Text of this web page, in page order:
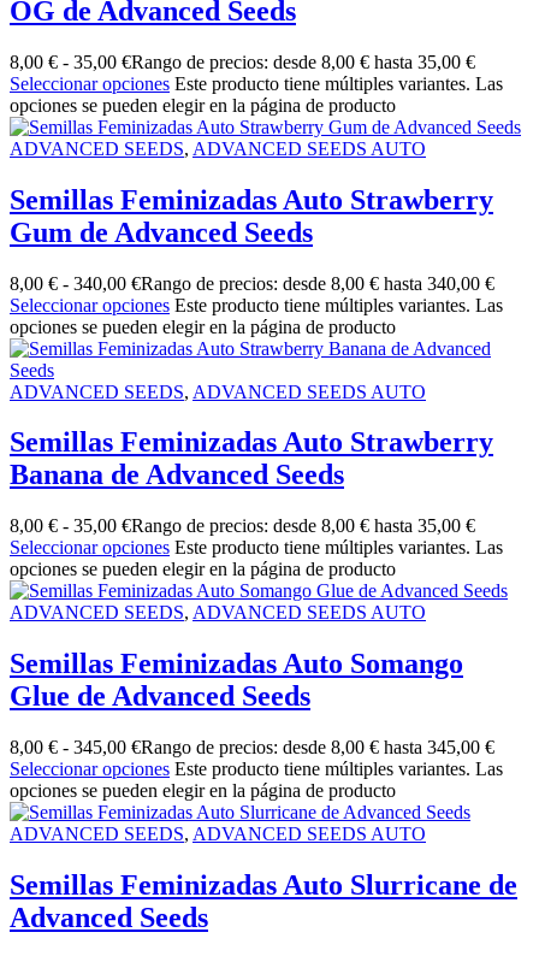
OG de Advanced Seeds
8,00 € - 35,00 €Rango de precios: desde 8,00 € hasta 35,00 €
Seleccionar opciones Este producto tiene múltiples variantes. Las
opciones se pueden elegir en la página de producto
ADVANCED SEEDS, ADVANCED SEEDS AUTO
Semillas Feminizadas Auto Strawberry
Gum de Advanced Seeds
8,00 € - 340,00 €Rango de precios: desde 8,00 € hasta 340,00 €
Seleccionar opciones Este producto tiene múltiples variantes. Las
opciones se pueden elegir en la página de producto
ADVANCED SEEDS, ADVANCED SEEDS AUTO
Semillas Feminizadas Auto Strawberry
Banana de Advanced Seeds
8,00 € - 35,00 €Rango de precios: desde 8,00 € hasta 35,00 €
Seleccionar opciones Este producto tiene múltiples variantes. Las
opciones se pueden elegir en la página de producto
ADVANCED SEEDS, ADVANCED SEEDS AUTO
Semillas Feminizadas Auto Somango
Glue de Advanced Seeds
8,00 € - 345,00 €Rango de precios: desde 8,00 € hasta 345,00 €
Seleccionar opciones Este producto tiene múltiples variantes. Las
opciones se pueden elegir en la página de producto
ADVANCED SEEDS, ADVANCED SEEDS AUTO
Semillas Feminizadas Auto Slurricane de
Advanced Seeds